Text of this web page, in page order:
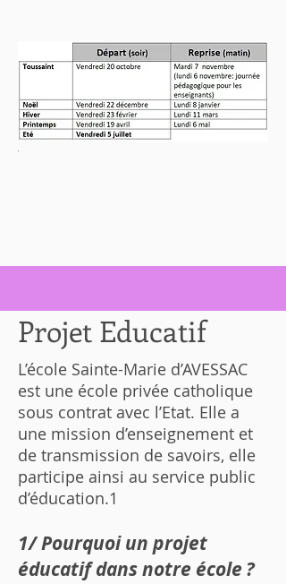
Projet Educatif
L’école Sainte-Marie d’AVESSAC
est une école privée catholique
sous contrat avec l’Etat. Elle a
une mission d’enseignement et
de transmission de savoirs, elle
participe ainsi au service public
d’éducation.1
1/ Pourquoi un projet
éducatif dans notre école ?